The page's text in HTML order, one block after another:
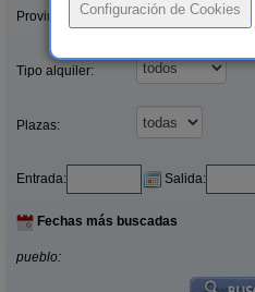
Provincias/Islas:
Tipo alquiler:
Plazas:
Entrada: Salida:
Fechas más buscadas
pueblo: